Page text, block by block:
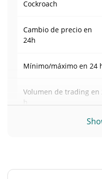
Cockroach
Cambio de precio en
24h
Mínimo/máximo en 24
Volumen de trading en
h